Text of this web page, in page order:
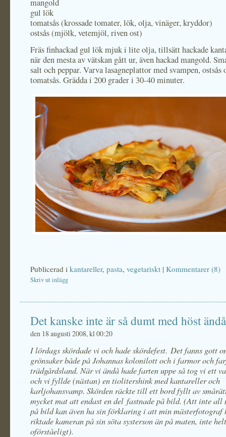
mangold
gul lök
tomatsås (krossade tomater, lök, olja, vinäger, kryddor)
ostsås (mjölk, vetemjöl, riven ost)
Fräs finhackad gul lök mjuk i lite olja, tillsätt hackade
när den mesta av vätskan gått ur, även hackad mangold.
salt och peppar. Varva lasagneplattor med svampen, ostsås
tomatsås. Grädda i 200 grader i 30-40 minuter.
Publicerad i kantareller, pasta, vegetariskt | Kommentarer (8)
Skriv ut inlägg
Det kanske inte är så dumt med höst ändå
den 18 augusti 2008, kl 00:20
I lördags skördade vi och hade skördefest. Det fanns gott
grönsaker både på Johannas kolonilott och i farmor och
trädgårdsland. När vi ändå hade farten uppe så tog vi ett
och vi fyllde (nästan) en tiolitershink med kantareller och
karljohansvamp. Skörden räckte till ett bord fyllt av
mycket mat att endast en del fastnade på bild. (Att inte all
på bild kan även ha sin förklaring i att min mästerfotograf
riktade kameran på sin söta systerson än på maten, inte helt
oförståeligt).